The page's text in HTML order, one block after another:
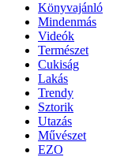
Könyvajánló
Mindenmás
Videók
Természet
Cukiság
Lakás
Trendy
Sztorik
Utazás
Művészet
EZO